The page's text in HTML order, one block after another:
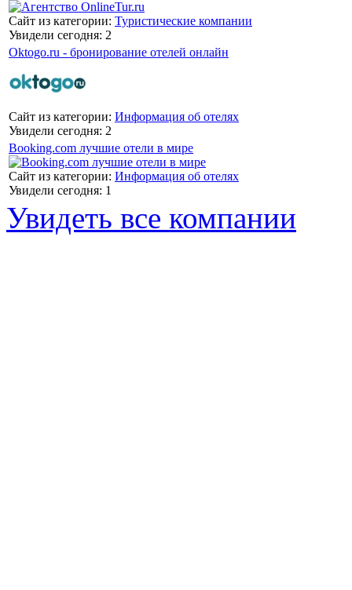
Сайт из категории: Туристические компании
Увидели сегодня: 2
Oktogo.ru - бронирование отелей онлайн
Сайт из категории: Информация об отелях
Увидели сегодня: 2
Booking.com лучшие отели в мире
Сайт из категории: Информация об отелях
Увидели сегодня: 1
Увидеть все компании